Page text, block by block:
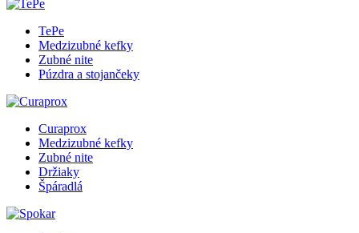
TePe
Medzizubné kefky
Zubné nite
Púzdra a stojančeky
Curaprox
Medzizubné kefky
Zubné nite
Držiaky
Špáradlá